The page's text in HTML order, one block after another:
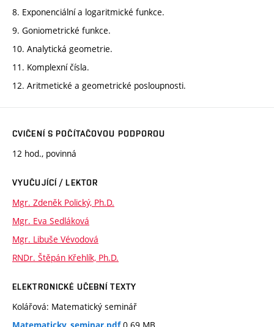
8. Exponenciální a logaritmické funkce.
9. Goniometrické funkce.
10. Analytická geometrie.
11. Komplexní čísla.
12. Aritmetické a geometrické posloupnosti.
CVIČENÍ S POČÍTAČOVOU PODPOROU
12 hod., povinná
VYUČUJÍCÍ / LEKTOR
Mgr. Zdeněk Polický, Ph.D.
Mgr. Eva Sedláková
Mgr. Libuše Vévodová
RNDr. Štěpán Křehlík, Ph.D.
ELEKTRONICKÉ UČEBNÍ TEXTY
Kolářová: Matematický seminář